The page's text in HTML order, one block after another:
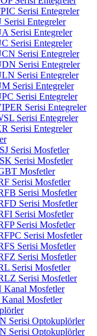
Serisi Entegreler
Serisi Entegreler
Serisi Entegreler
Serisi Entegreler
Serisi Entegreler
Serisi Entegreler
Serisi Entegreler
Serisi Entegreler
Serisi Entegreler
Serisi Entegreler
Serisi Entegreler
Serisi Entegreler
Serisi Mosfetler
Serisi Mosfetler
Mosfetler
Serisi Mosfetler
Serisi Mosfetler
Serisi Mosfetler
Serisi Mosfetler
Serisi Mosfetler
Serisi Mosfetler
Serisi Mosfetler
Serisi Mosfetler
Serisi Mosfetler
Serisi Mosfetler
Kanal Mosfetler
Kanal Mosfetler
Serisi Optokuplörler
Serisi Optokuplörler